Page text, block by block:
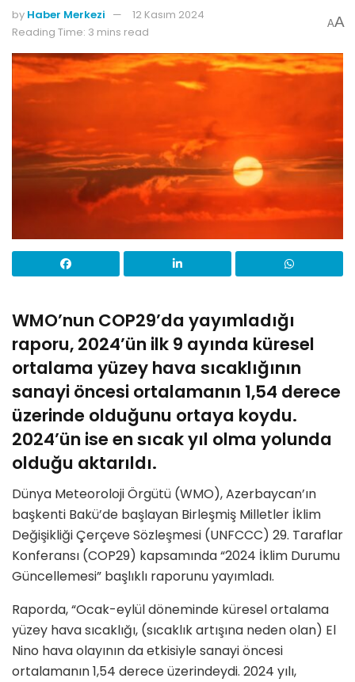
by Haber Merkezi
12 Kasım 2024
Reading Time: 3 mins read
AA
WMO’nun COP29’da yayımladığı
raporu, 2024’ün ilk 9 ayında küresel
ortalama yüzey hava sıcaklığının
sanayi öncesi ortalamanın 1,54 derece
üzerinde olduğunu ortaya koydu.
2024’ün ise en sıcak yıl olma yolunda
olduğu aktarıldı.
Dünya Meteoroloji Örgütü (WMO), Azerbaycan’ın
başkenti Bakü’de başlayan Birleşmiş Milletler İklim
Değişikliği Çerçeve Sözleşmesi (UNFCCC) 29. Taraflar
Konferansı (COP29) kapsamında “2024 İklim Durumu
Güncellemesi” başlıklı raporunu yayımladı.
Raporda, “Ocak-eylül döneminde küresel ortalama
yüzey hava sıcaklığı, (sıcaklık artışına neden olan) El
Nino hava olayının da etkisiyle sanayi öncesi
ortalamanın 1,54 derece üzerindeydi. 2024 yılı,